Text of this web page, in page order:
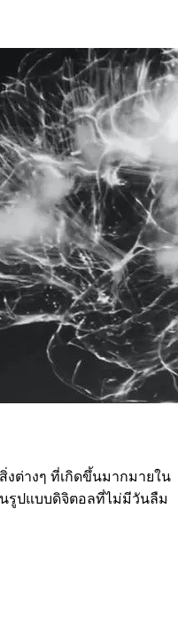
งต่างๆ ที่เกิดขึ้นมากมายใน
รูปแบบดิจิตอลที่ไม่มีวันลืม